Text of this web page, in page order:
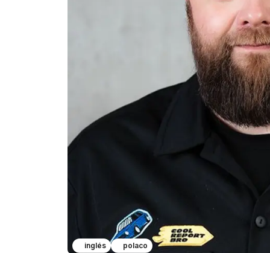
inglés polaco